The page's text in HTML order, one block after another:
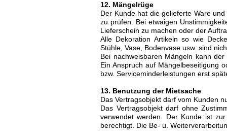
12. Mängelrüge
Der Kunde hat die gelieferte Ware
zu prüfen. Bei etwaigen
Lieferschein zu machen oder der
Alle Dekoration Artikeln so wie
Stühle, Vase, Bodenvase usw. sind
Bei nachweisbaren Mängeln kann
Ein Anspruch auf Mängelbeseitigung
bzw. Serviceminderleistungen erst
13. Benutzung der Mietsache
Das Vertragsobjekt darf vom Kunden
Das Vertragsobjekt darf ohne
verwendet werden. Der Kunde ist
berechtigt. Die Be- u.